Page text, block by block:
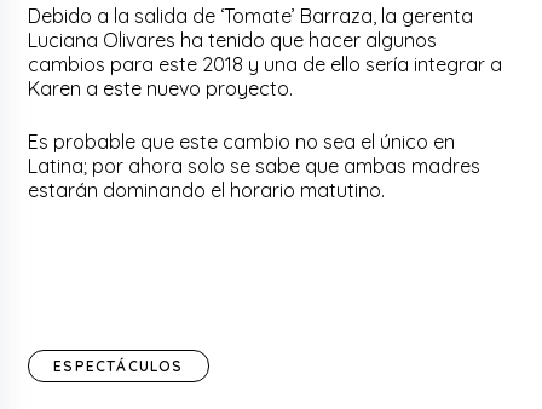
Debido a la salida de ‘Tomate’ Barraza, la gerenta
Luciana Olivares ha tenido que hacer algunos
cambios para este 2018 y una de ello sería integrar a
Karen a este nuevo proyecto.
Es probable que este cambio no sea el único en
Latina; por ahora solo se sabe que ambas madres
estarán dominando el horario matutino.
ESPECTÁCULOS